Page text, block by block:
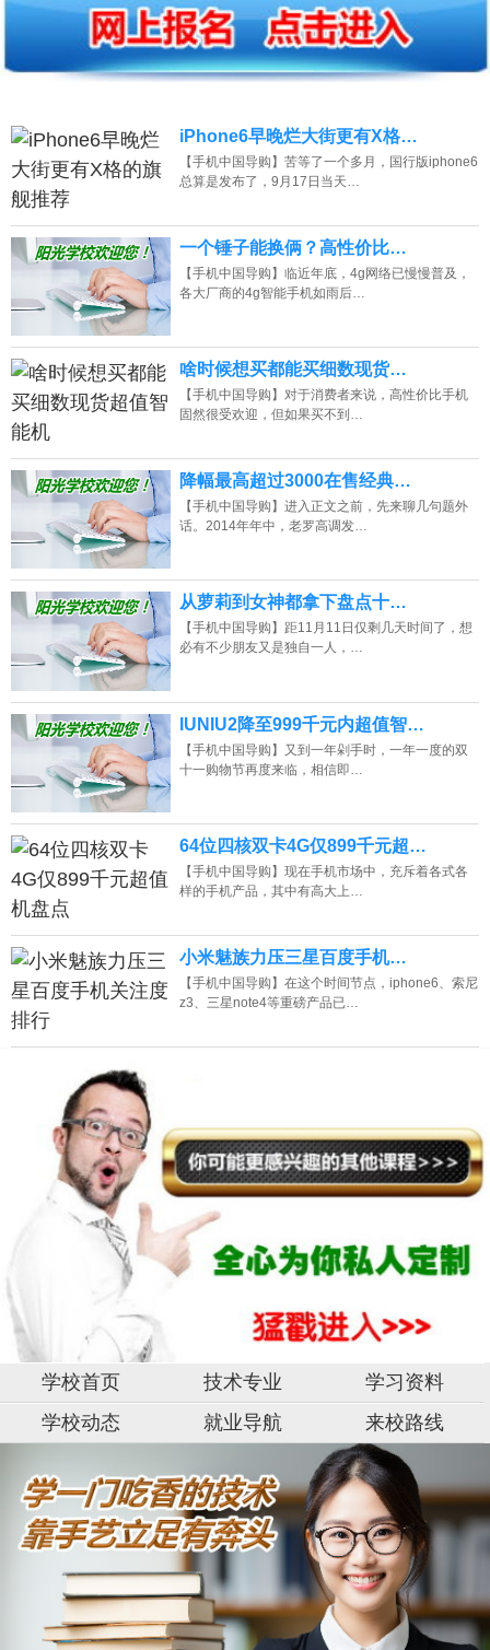
iPhone6早晚烂大街更有X格…
【手机中国导购】苦等了一个多月，国行版iphone6
总算是发布了，9月17日当天…
一个锤子能换俩？高性价比…
【手机中国导购】临近年底，4g网络已慢慢普及，
各大厂商的4g智能手机如雨后…
啥时候想买都能买细数现货…
【手机中国导购】对于消费者来说，高性价比手机
固然很受欢迎，但如果买不到…
降幅最高超过3000在售经典…
【手机中国导购】进入正文之前，先来聊几句题外
话。2014年年中，老罗高调发…
从萝莉到女神都拿下盘点十…
【手机中国导购】距11月11日仅剩几天时间了，想
必有不少朋友又是独自一人，…
IUNIU2降至999千元内超值智…
【手机中国导购】又到一年剁手时，一年一度的双
十一购物节再度来临，相信即…
64位四核双卡4G仅899千元超…
【手机中国导购】现在手机市场中，充斥着各式各
样的手机产品，其中有高大上…
小米魅族力压三星百度手机…
【手机中国导购】在这个时间节点，iphone6、索尼
z3、三星note4等重磅产品已…
学校首页 技术专业
学习资料
学校动态
就业导航 来校路线